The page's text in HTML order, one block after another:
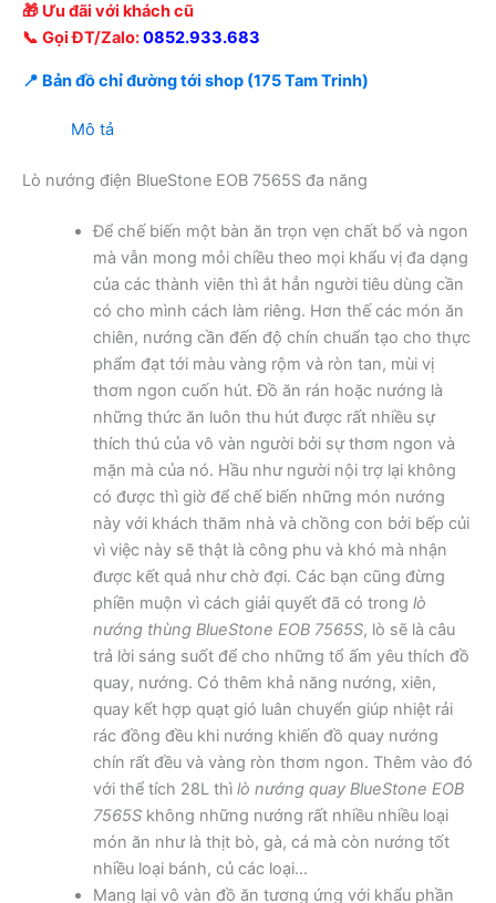
🎁 Ưu đãi với khách cũ
📞 Gọi ĐT/Zalo:0852.933.683
📍 Bản đồ chỉ đường tới shop (175 Tam Trinh)
Mô tả
Lò nướng điện BlueStone EOB 7565S đa năng
Để chế biến một bàn ăn trọn vẹn chất bổ và ngon
mà vẫn mong mỏi chiều theo mọi khẩu vị đa dạng
của các thành viên thì ắt hẳn người tiêu dùng cần
có cho mình cách làm riêng. Hơn thế các món ăn
chiên, nướng cần đến độ chín chuẩn tạo cho thực
phẩm đạt tới màu vàng rộm và ròn tan, mùi vị
thơm ngon cuốn hút. Đồ ăn rán hoặc nướng là
những thức ăn luôn thu hút được rất nhiều sự
thích thú của vô vàn người bởi sự thơm ngon và
mặn mà của nó. Hầu như người nội trợ lại không
có được thì giờ để chế biến những món nướng
này với khách thăm nhà và chồng con bởi bếp củi
vì việc này sẽ thật là công phu và khó mà nhận
được kết quả như chờ đợi. Các bạn cũng đừng
phiền muộn vì cách giải quyết đã có trong lò
nướng thùng BlueStone EOB 7565S, lò sẽ là câu
trả lời sáng suốt để cho những tổ ấm yêu thích đồ
quay, nướng. Có thêm khả năng nướng, xiên,
quay kết hợp quạt gió luân chuyển giúp nhiệt rải
rác đồng đều khi nướng khiến đồ quay nướng
chín rất đều và vàng ròn thơm ngon. Thêm vào đó
với thể tích 28L thì lò nướng quay BlueStone EOB
7565Skhông những nướng rất nhiều nhiều loại
món ăn như là thịt bò, gà, cá mà còn nướng tốt
nhiều loại bánh, củ các loại…
Mang lại vô vàn đồ ăn tương ứng với khẩu phần